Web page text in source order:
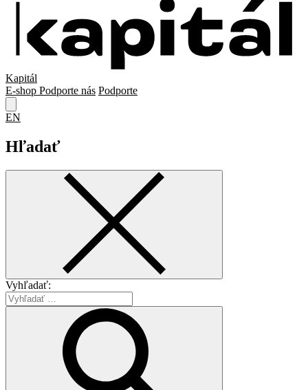
Kapitál
E-shop Podporte nás Podporte
EN
Hľadať
Vyhľadať: